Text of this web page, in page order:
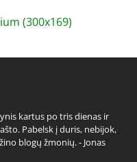
(300x169)
kartus po tris dienas ir
Pabelsk į duris, nebijok,
blogų žmonių. - Jonas